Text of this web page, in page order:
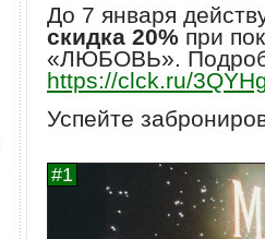
До 7 января
скидка 20% при
«ЛЮБОВЬ».
https://clck.ru/
Успейте